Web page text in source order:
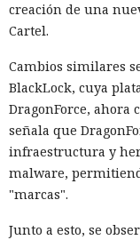
creación de una
Cartel.
Cambios similares
BlackLock, cuya
DragonForce, ahora
señala que
infraestructura y
malware,
"marcas".
Junto a esto, se